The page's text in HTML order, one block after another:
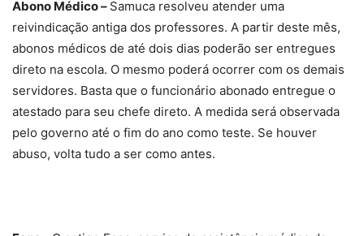
Abono Médico – Samuca resolveu atender uma
reivindicação antiga dos professores. A partir deste mês,
abonos médicos de até dois dias poderão ser entregues
direto na escola. O mesmo poderá ocorrer com os demais
servidores. Basta que o funcionário abonado entregue o
atestado para seu chefe direto. A medida será observada
pelo governo até o fim do ano como teste. Se houver
abuso, volta tudo a ser como antes.